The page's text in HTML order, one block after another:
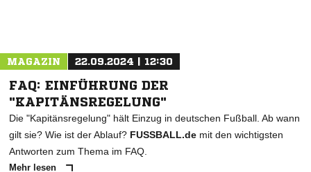
MAGAZIN 22.09.2024 | 12:30
FAQ: EINFÜHRUNG DER
"KAPITÄNSREGELUNG"
Die "Kapitänsregelung" hält Einzug in deutschen Fußball. Ab wann
gilt sie? Wie ist der Ablauf? FUSSBALL.de mit den wichtigsten
Antworten zum Thema im FAQ.
Mehr lesen